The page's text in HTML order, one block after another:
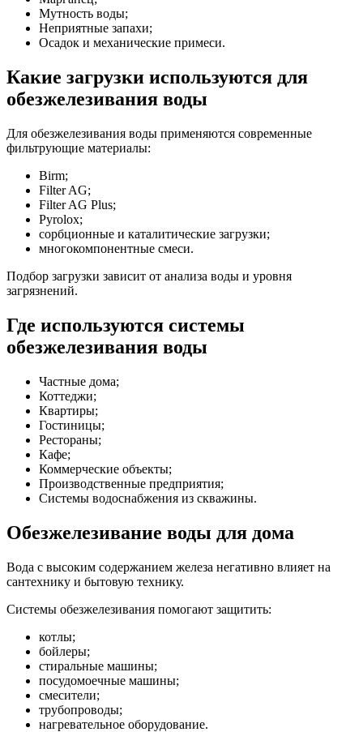
Мутность воды;
Неприятные запахи;
Осадок и механические примеси.
Какие загрузки используются для
обезжелезивания воды
Для обезжелезивания воды применяются современные
фильтрующие материалы:
Birm;
Filter AG;
Filter AG Plus;
Pyrolox;
сорбционные и каталитические загрузки;
многокомпонентные смеси.
Подбор загрузки зависит от анализа воды и уровня
загрязнений.
Где используются системы
обезжелезивания воды
Частные дома;
Коттеджи;
Квартиры;
Гостиницы;
Рестораны;
Кафе;
Коммерческие объекты;
Производственные предприятия;
Системы водоснабжения из скважины.
Обезжелезивание воды для дома
Вода с высоким содержанием железа негативно влияет на
сантехнику и бытовую технику.
Системы обезжелезивания помогают защитить:
котлы;
бойлеры;
стиральные машины;
посудомоечные машины;
смесители;
трубопроводы;
нагревательное оборудование.